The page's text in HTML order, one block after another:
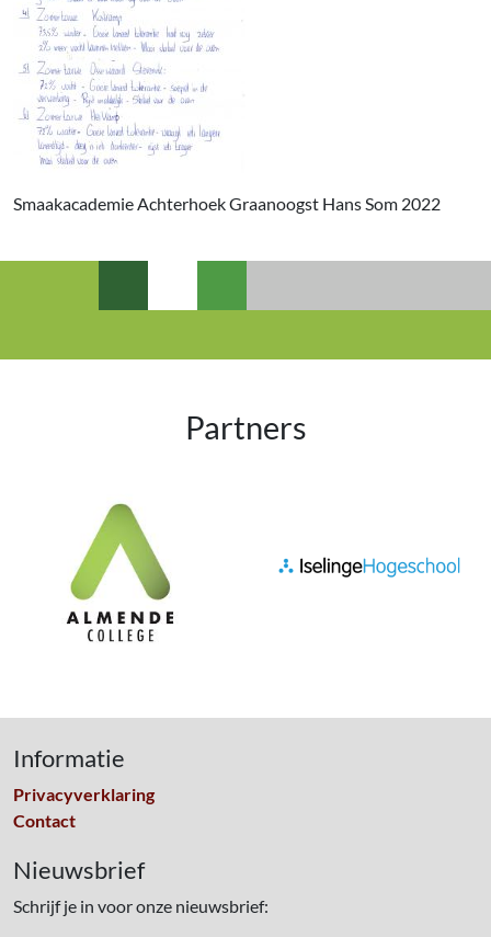
Smaakacademie Achterhoek Graanoogst Hans Som 2022
Partners
Informatie
Privacyverklaring
Contact
Nieuwsbrief
Schrijf je in voor onze nieuwsbrief: